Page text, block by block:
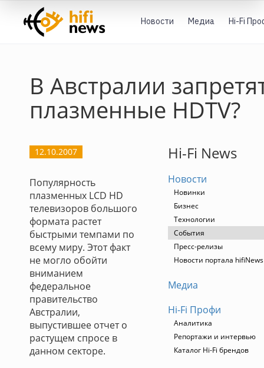
Новости Медиа Hi-Fi
В Австралии
плазменные HDTV?
12.10.2007
Популярность
плазменных LCD HD
телевизоров большого
формата растет
быстрыми темпами по
всему миру. Этот факт
не могло обойти
вниманием
федеральное
правительство
Австралии,
выпустившее отчет о
растущем спросе в
данном секторе.
Hi-Fi News
Новости
Новинки
Бизнес
Технологии
События
Пресс-релизы
Новости портала hifiNews
Медиа
Hi-Fi Профи
Аналитика
Репортажи и интервью
Каталог Hi-Fi брендов